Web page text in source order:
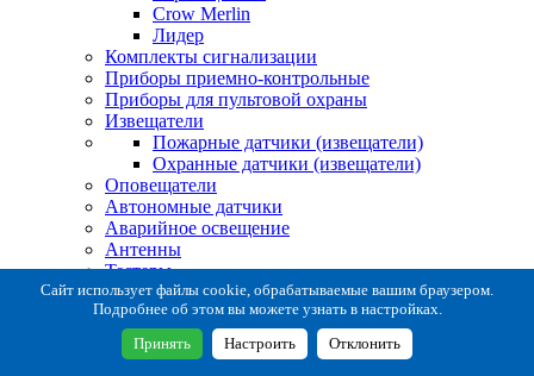
Crow Merlin
Лидер
Комплекты сигнализации
Приборы приемно-контрольные
Приборы для пультовой охраны
Извещатели
Пожарные датчики (извещатели)
Охранные датчики (извещатели)
Оповещатели
Автономные датчики
Аварийное освещение
Антенны
Тестеры
Система сбора извещений
Расходные и монтажные материалы
Коробки коммутационные
Кронштейны для извещателей
Сайт использует файлы cookie, обрабатываемые вашим браузером.
Подробнее об этом вы можете узнать в настройках.
Принять Настроить Отклонить